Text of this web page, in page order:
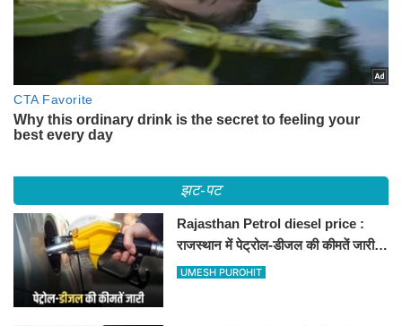
झट-पट
Rajasthan Petrol diesel price :
राजस्थान में पेट्रोल-डीजल की कीमतें जारी,
जानिए बीकानेर समेत पुरे प्रदेश में नए रेट
UMESH PUROHIT